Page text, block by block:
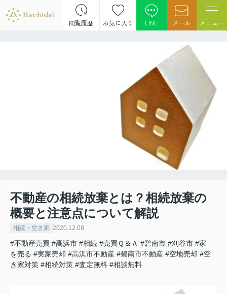
閲覧履歴 お気に入り LINE メール メニュー
不動産の相続放棄とは？相続放棄の
概要と注意点について解説
相続・空き家 2020.12.08
#不動産売買 #高浜市 #相続 #売買Ｑ＆Ａ #碧南市 #刈谷市 #家
を売る #実家売却 #高浜市不動産 #碧南市不動産 #空地売却 #空
き家対策 #相続対策 #査定無料 #相談無料